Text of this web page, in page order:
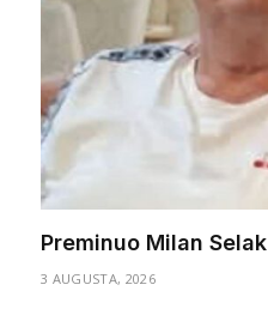
Preminuo Milan Selak
3 AUGUSTA, 2026